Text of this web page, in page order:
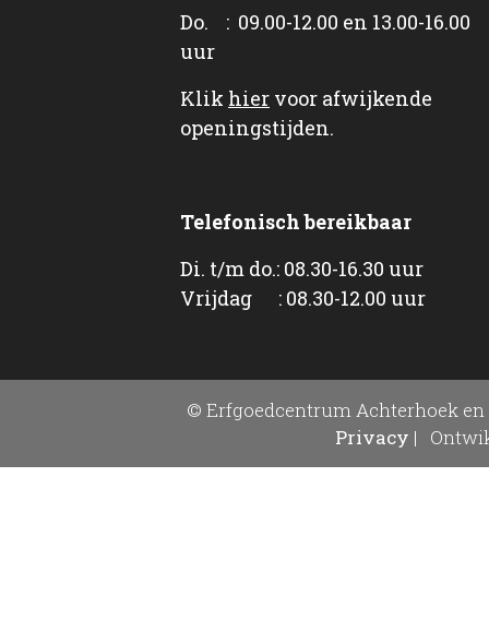
Do. : 09.00-12.00 en 13.00-16.00
uur
Klik hier voor afwijkende
openingstijden.
Telefonisch bereikbaar
Di. t/m do.: 08.30-16.30 uur
Vrijdag : 08.30-12.00 uur
© Erfgoedcentrum Achterhoek en
Privacy |